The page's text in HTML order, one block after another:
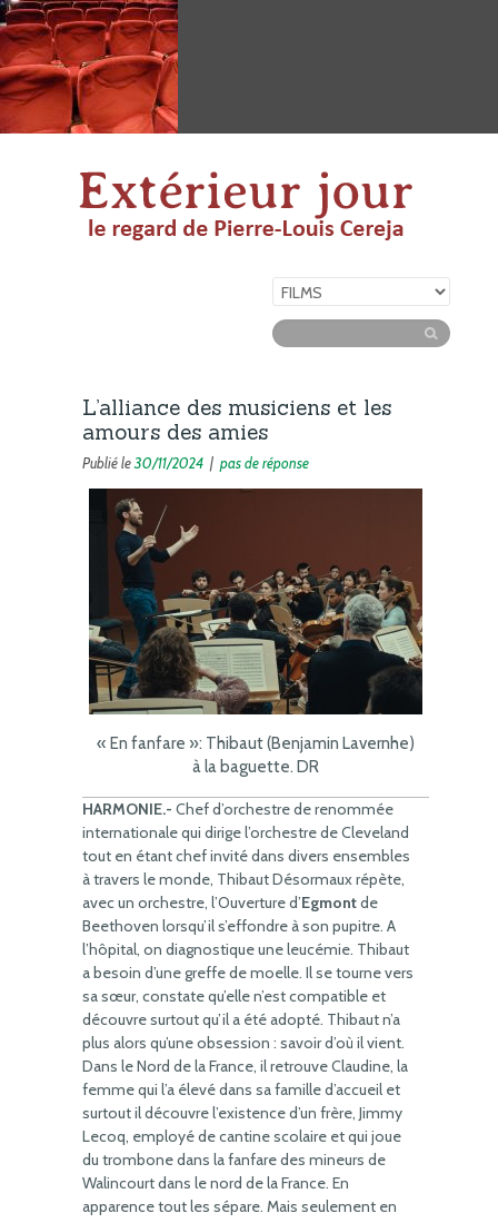
L’alliance des musiciens et les
amours des amies
Publié le30/11/2024 | pas de réponse
« En fanfare »: Thibaut (Benjamin Lavernhe)
à la baguette. DR
HARMONIE.- Chef d’orchestre de renommée
internationale qui dirige l’orchestre de Cleveland
tout en étant chef invité dans divers ensembles
à travers le monde, Thibaut Désormaux répète,
avec un orchestre, l’Ouverture d’Egmontde
Beethoven lorsqu’il s’effondre à son pupitre. A
l’hôpital, on diagnostique une leucémie. Thibaut
a besoin d’une greffe de moelle. Il se tourne vers
sa sœur, constate qu’elle n’est compatible et
découvre surtout qu’il a été adopté. Thibaut n’a
plus alors qu’une obsession : savoir d’où il vient.
Dans le Nord de la France, il retrouve Claudine, la
femme qui l’a élevé dans sa famille d’accueil et
surtout il découvre l’existence d’un frère, Jimmy
Lecoq, employé de cantine scolaire et qui joue
du trombone dans la fanfare des mineurs de
Walincourt dans le nord de la France. En
apparence tout les sépare. Mais seulement en